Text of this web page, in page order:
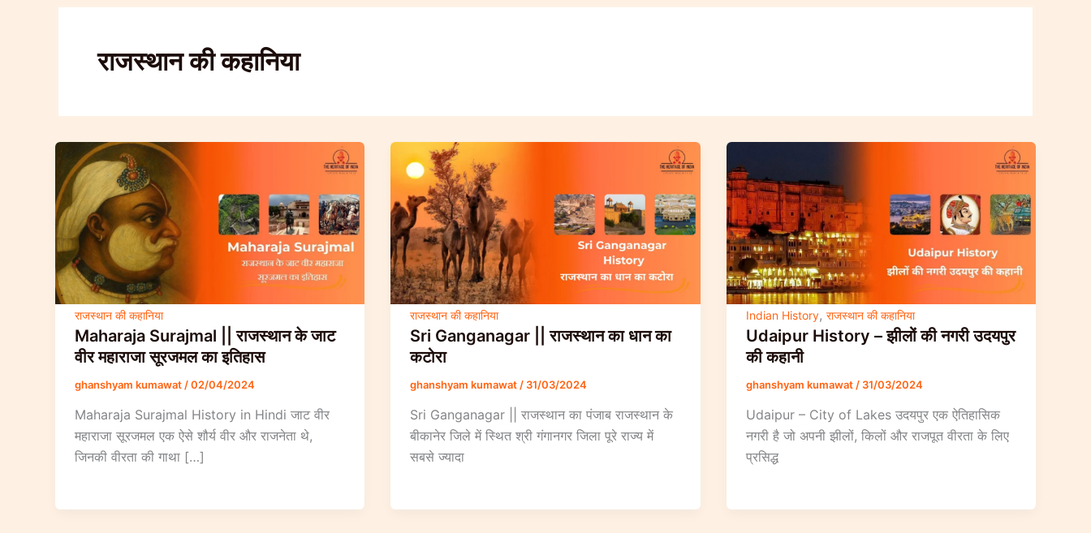
राजस्थान की कहानिया
राजस्थान की कहानिया
Maharaja Surajmal || राजस्थान के जाट
वीर महाराजा सूरजमल का इतिहास
ghanshyam kumawat /02/04/2024
Maharaja Surajmal History in Hindi जाट वीर
महाराजा सूरजमल एक ऐसे शौर्य वीर और राजनेता थे,
जिनकी वीरता की गाथा […]
राजस्थान की कहानिया
Sri Ganganagar || राजस्थान का धान का
कटोरा
ghanshyam kumawat / 31/03/2024
Sri Ganganagar || राजस्थान का पंजाब राजस्थान के
बीकानेर जिले में स्थित श्री गंगानगर जिला पूरे राज्य में
सबसे ज्यादा
Indian History, राजस्थान की कहानिया
Udaipur History – झीलों की नगरी उदयपुर
की कहानी
ghanshyam kumawat / 31/03/2024
Udaipur – City of Lakes उदयपुर एक ऐतिहासिक
नगरी है जो अपनी झीलों, किलों और राजपूत वीरता के लिए
प्रसिद्ध